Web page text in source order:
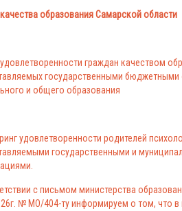
образования Самарской области
граждан качеством
государственными бюджетными
и общего образования
удовлетворенности родителей
государственными и
с письмом министерства
№ МО/404-ту информируем о том, что в